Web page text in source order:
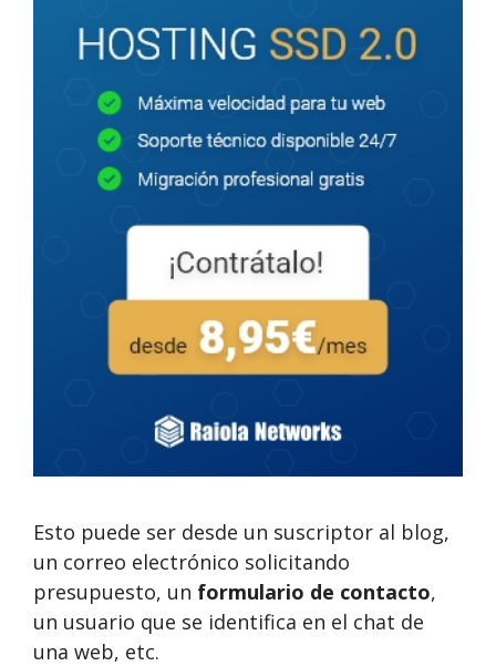
Esto puede ser desde un suscriptor al blog,
un correo electrónico solicitando
presupuesto, un formulario de contacto,
un usuario que se identifica en el chat de
una web, etc.